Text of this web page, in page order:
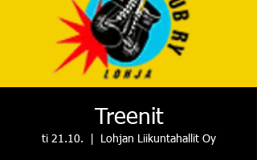
Treenit
ti 21.10. Lohjan Liikuntahallit Oy